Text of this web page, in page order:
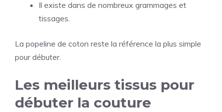
Il existe dans de nombreux grammages et
tissages.
La popeline de coton reste la référence la plus simple
pour débuter.
Les meilleurs tissus pour
débuter la couture